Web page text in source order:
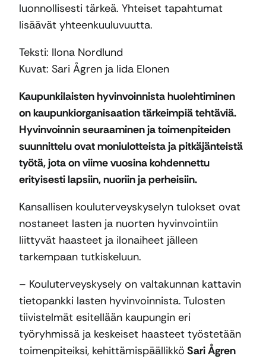
luonnollisesti tärkeä. Yhteiset tapahtumat
lisäävät yhteenkuuluvuutta.
Teksti: Ilona Nordlund
Kuvat: Sari Ågren ja Iida Elonen
Kaupunkilaisten hyvinvoinnista huolehtiminen
on kaupunkiorganisaation tärkeimpiä tehtäviä.
Hyvinvoinnin seuraaminen ja toimenpiteiden
suunnittelu ovat moniulotteista ja pitkäjänteistä
työtä, jota on viime vuosina kohdennettu
erityisesti lapsiin, nuoriin ja perheisiin.
Kansallisen kouluterveyskyselyn tulokset ovat
nostaneet lasten ja nuorten hyvinvointiin
liittyvät haasteet ja ilonaiheet jälleen
tarkempaan tutkiskeluun.
– Kouluterveyskysely on valtakunnan kattavin
tietopankki lasten hyvinvoinnista. Tulosten
tiivistelmät esitellään kaupungin eri
työryhmissä ja keskeiset haasteet työstetään
toimenpiteiksi, kehittämispäällikkö Sari Ågren